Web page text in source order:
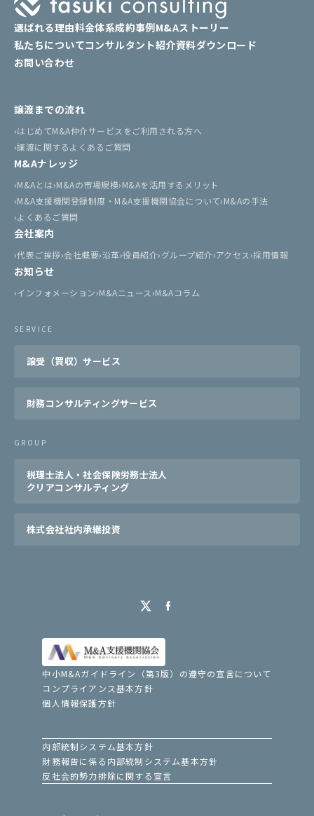
選ばれる理由料金体系成約事例M&Aストーリー
私たちについてコンサルタント紹介資料ダウンロード
お問い合わせ
譲渡までの流れ
はじめてM&A仲介サービスをご利用される方へ
譲渡に関するよくあるご質問
M&Aナレッジ
M&Aとは M&Aの市場規模 M&Aを活用するメリット
M&A支援機関登録制度・M&A支援機関協会について M&Aの手法
よくあるご質問
会社案内
代表ご挨拶 会社概要 沿革 役員紹介 グループ紹介 アクセス 採用情報
お知らせ
インフォメーション M&Aニュース M&Aコラム
SERVICE
譲受（買収）サービス
財務コンサルティングサービス
GROUP
税理士法人・社会保険労務士法人
クリアコンサルティング
株式会社社内承継投資
中小M&Aガイドライン（第3版）の遵守の宣言について
コンプライアンス基本方針
個人情報保護方針
内部統制システム基本方針
財務報告に係る内部統制システム基本方針
反社会的勢力排除に関する宣言